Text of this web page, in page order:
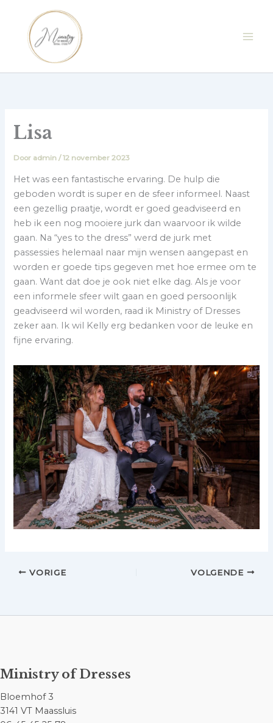
inhoud
Lisa
Door admin/12 november 2023
Het was een fantastische ervaring. De hulp die
geboden wordt is super en de sfeer informeel. Naast
een gezellig praatje, wordt er goed geadviseerd en
heb ik een nog mooiere jurk dan waarvoor ik wilde
gaan. Na “yes to the dress” werd de jurk met
passessies helemaal naar mijn wensen aangepast en
worden er goede tips gegeven met hoe ermee om te
gaan. Want dat doe je ook niet elke dag. Als je voor
een informele sfeer wilt gaan en goed persoonlijk
geadviseerd wil worden, raad ik Ministry of Dresses
zeker aan. Ik wil Kelly erg bedanken voor de leuke en
fijne ervaring.
VORIGE VOLGENDE
Ministry of Dresses
Bloemhof 3
3141 VT Maassluis